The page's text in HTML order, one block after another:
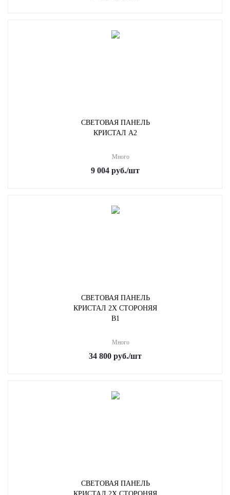
СВЕТОВАЯ ПАНЕЛЬ
КРИСТАЛ А2
Много
9 004 руб./шт
СВЕТОВАЯ ПАНЕЛЬ
КРИСТАЛ 2Х СТОРОНЯЯ
B1
Много
34 800 руб./шт
СВЕТОВАЯ ПАНЕЛЬ